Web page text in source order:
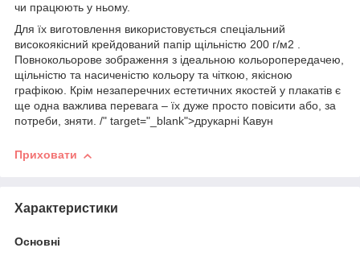
чи працюють у ньому.
Для їх виготовлення використовується спеціальний
високоякісний крейдований папір щільністю 200 г/м2 .
Повнокольорове зображення з ідеальною кольоропередачею,
щільністю та насиченістю кольору та чіткою, якісною
графікою. Крім незаперечних естетичних якостей у плакатів є
ще одна важлива перевага – їх дуже просто повісити або, за
потреби, зняти. /" target="_blank">друкарні Кавун
Приховати
Характеристики
Основні